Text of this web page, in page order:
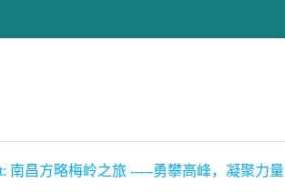
南昌方略梅岭之旅 -----勇攀高峰，凝聚力量